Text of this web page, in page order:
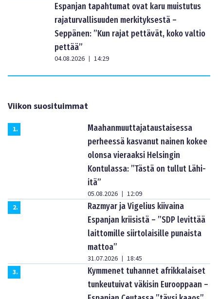
Espanjan tapahtumat ovat karu muistutus
rajaturvallisuuden merkityksestä –
Seppänen: ”Kun rajat pettävät, koko valtio
pettää”
04.08.2026 | 14:29
Viikon suosituimmat
1.
Maahanmuuttajataustaisessa
perheessä kasvanut nainen kokee
olonsa vieraaksi Helsingin
Kontulassa: ”Tästä on tullut Lähi-
itä”
05.08.2026 | 12:09
2.
Razmyar ja Vigelius kiivaina
Espanjan kriisistä – ”SDP levittää
laittomille siirtolaisille punaista
mattoa”
31.07.2026 | 18:45
3.
Kymmenet tuhannet afrikkalaiset
tunkeutuivat väkisin Eurooppaan –